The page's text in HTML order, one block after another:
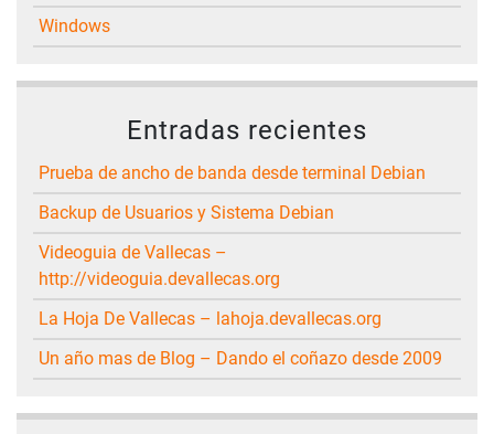
Windows
Entradas recientes
Prueba de ancho de banda desde terminal Debian
Backup de Usuarios y Sistema Debian
Videoguia de Vallecas –
http://videoguia.devallecas.org
La Hoja De Vallecas – lahoja.devallecas.org
Un año mas de Blog – Dando el coñazo desde 2009